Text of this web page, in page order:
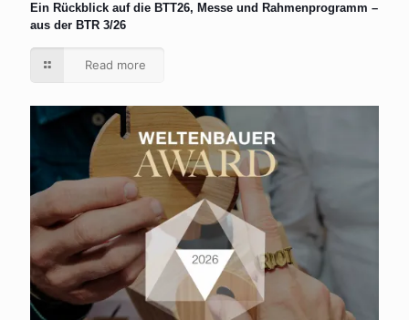
Ein Rückblick auf die BTT26, Messe und Rahmenprogramm –
aus der BTR 3/26
Read more